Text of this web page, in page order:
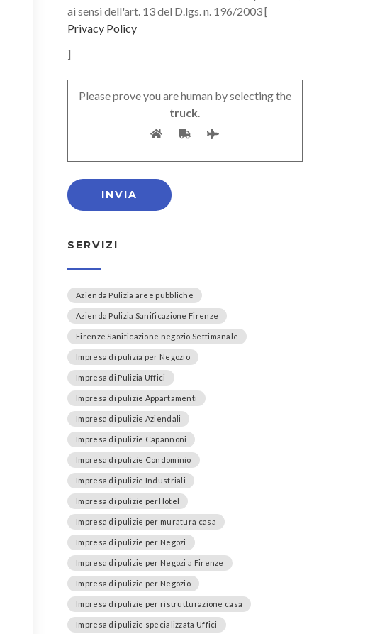
ai sensi dell'art. 13 del D.lgs. n. 196/2003 [
Privacy Policy
]
Please prove you are human by selecting the
truck.
SERVIZI
Azienda Pulizia aree pubbliche
Azienda Pulizia Sanificazione Firenze
Firenze Sanificazione negozio Settimanale
Impresa di pulizia per Negozio
Impresa di Pulizia Uffici
Impresa di pulizie Appartamenti
Impresa di pulizie Aziendali
Impresa di pulizie Capannoni
Impresa di pulizie Condominio
Impresa di pulizie Industriali
Impresa di pulizie perHotel
Impresa di pulizie per muratura casa
Impresa di pulizie per Negozi
Impresa di pulizie per Negozi a Firenze
Impresa di pulizie per Negozio
Impresa di pulizie per ristrutturazione casa
Impresa di pulizie specializzata Uffici